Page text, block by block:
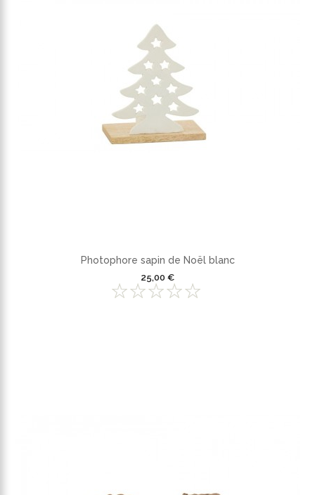
Photophore sapin de Noël blanc
25,00 €